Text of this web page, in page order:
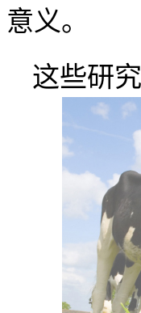
意义。
这些研